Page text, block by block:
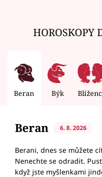
HOROSKOPY
Beran Býk
Beran 6. 8. 2026
Berani, dnes se můžete
Nenechte se odradit.
když jste myšlenkami